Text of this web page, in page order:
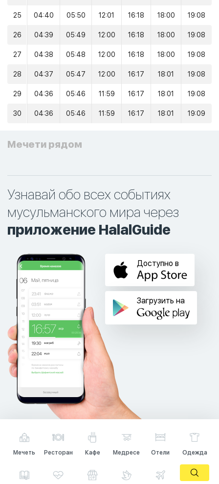
25 04:40 05:50 12:01 16:18 18:00 19:08
26 04:39 05:49 12:00 16:18 18:00 19:08
27 04:38 05:48 12:00 16:18 18:00 19:08
28 04:37 05:47 12:00 16:17 18:01 19:08
29 04:36 05:46 11:59 16:17 18:01 19:08
30 04:36 05:46 11:59 16:17 18:01 19:09
Мечети рядом
Узнавай обо всех событиях
мусульманского мира через
приложение HalalGuide
Доступно в
Загрузить на
Мечеть Ресторан Кафе Медресе Отели Одежда